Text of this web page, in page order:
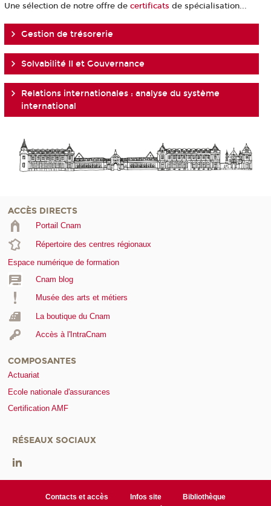
Une sélection de notre offre de certificats de spécialisation...
Gestion de trésorerie
Solvabilité II et Gouvernance
Relations internationales : analyse du système
international
ACCÈS DIRECTS
Portail Cnam
Répertoire des centres régionaux
Espace numérique de formation
Cnam blog
Musée des arts et métiers
La boutique du Cnam
Accès à l'IntraCnam
COMPOSANTES
Actuariat
Ecole nationale d'assurances
Certification AMF
RÉSEAUX SOCIAUX
Contacts et accès Infos site
Bibliothèque